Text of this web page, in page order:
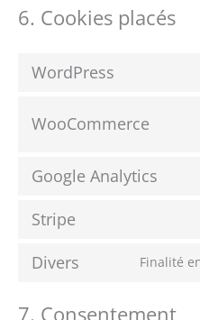
6. Cookies placés
WordPress
WooCommerce
Google Analytics
Stripe
Divers Finalité
7. Consentement